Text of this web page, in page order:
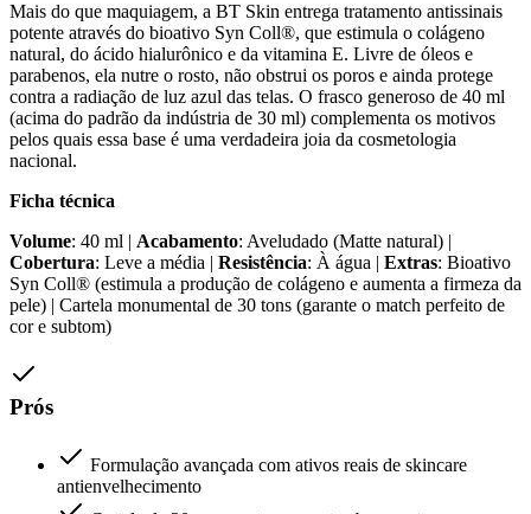
Mais do que maquiagem, a BT Skin entrega tratamento antissinais
potente através do bioativo Syn Coll®, que estimula o colágeno
natural, do ácido hialurônico e da vitamina E. Livre de óleos e
parabenos, ela nutre o rosto, não obstrui os poros e ainda protege
contra a radiação de luz azul das telas. O frasco generoso de 40 ml
(acima do padrão da indústria de 30 ml) complementa os motivos
pelos quais essa base é uma verdadeira joia da cosmetologia
nacional.
Ficha técnica
Volume: 40 ml | Acabamento: Aveludado (Matte natural) |
Cobertura: Leve a média | Resistência: À água | Extras: Bioativo
Syn Coll® (estimula a produção de colágeno e aumenta a firmeza da
pele) | Cartela monumental de 30 tons (garante o match perfeito de
cor e subtom)
Prós
Formulação avançada com ativos reais de skincare
antienvelhecimento